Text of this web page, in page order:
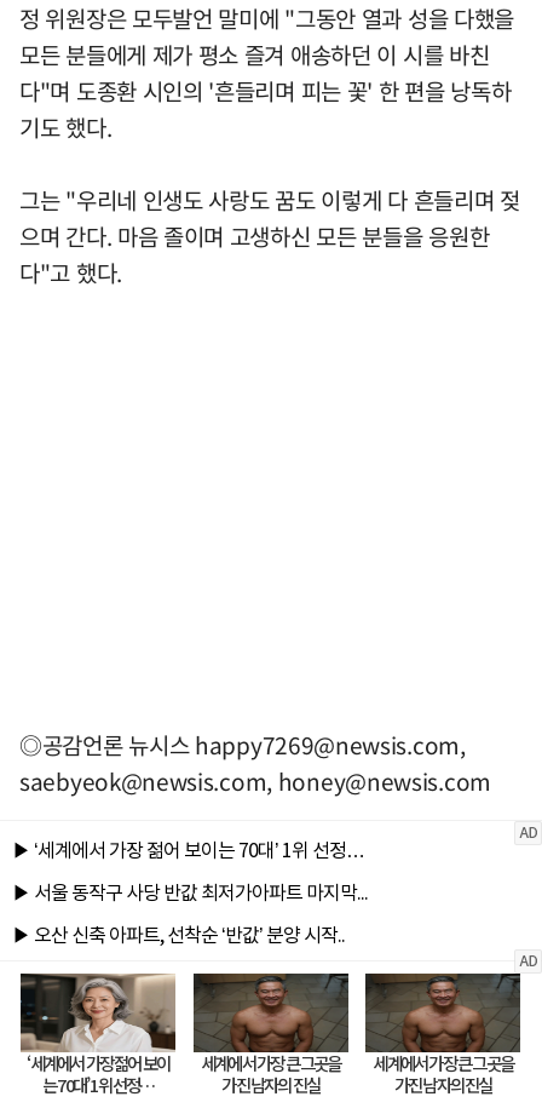
정 위원장은 모두발언 말미에 "그동안 열과 성을 다했을
모든 분들에게 제가 평소 즐겨 애송하던 이 시를 바친
다"며 도종환 시인의 '흔들리며 피는 꽃' 한 편을 낭독하
기도 했다.
그는 "우리네 인생도 사랑도 꿈도 이렇게 다 흔들리며 젖
으며 간다. 마음 졸이며 고생하신 모든 분들을 응원한
다"고 했다.
◎공감언론 뉴시스happy7269@newsis.com,
saebyeok@newsis.com, honey@newsis.com